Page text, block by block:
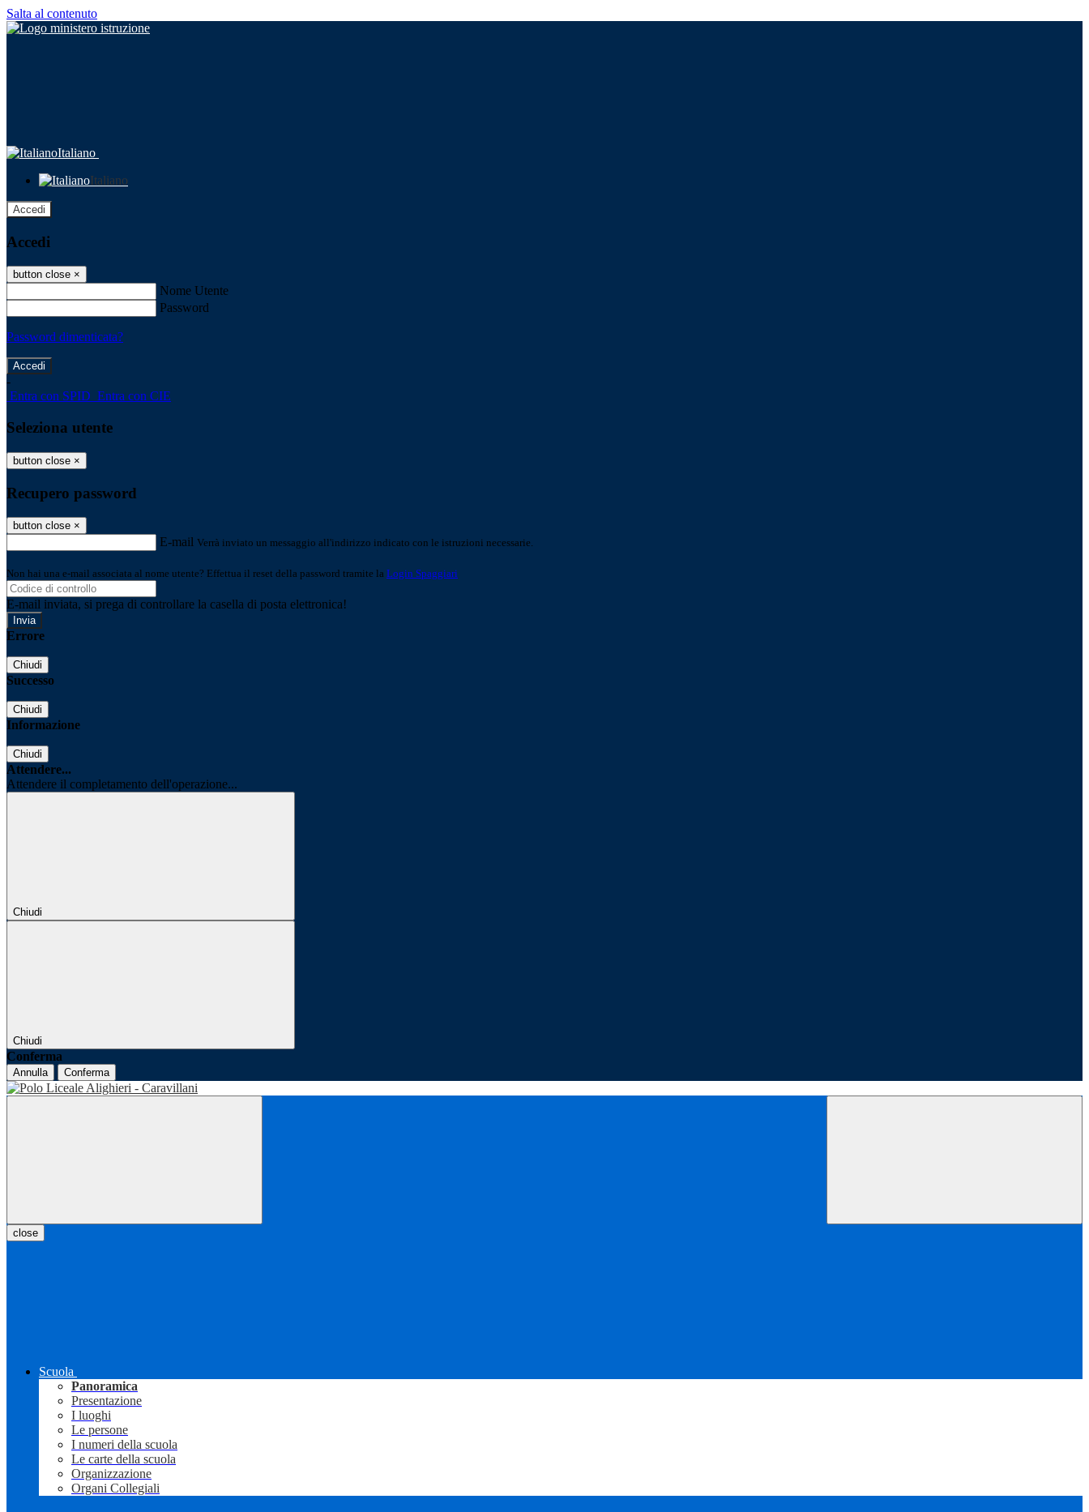
Salta al contenuto
Italiano
Italiano
Accedi
Accedi
button close ×
Nome Utente
Password
Password dimenticata?
-
Entra con SPID Entra con CIE
Seleziona utente
button close ×
Recupero password
button close ×
E-mail Verrà inviato un messaggio all'indirizzo indicato con le istruzioni necessarie.
Non hai una e-mail associata al nome utente? Effettua il reset della password tramite la Login Spaggiari
E-mail inviata, si prega di controllare la casella di posta elettronica!
Errore
Chiudi
Successo
Chiudi
Informazione
Chiudi
Attendere...
Attendere il completamento dell'operazione...
Chiudi
Chiudi
Conferma
Annulla Conferma
close
Scuola
Panoramica
Presentazione
I luoghi
Le persone
I numeri della scuola
Le carte della scuola
Organizzazione
Organi Collegiali